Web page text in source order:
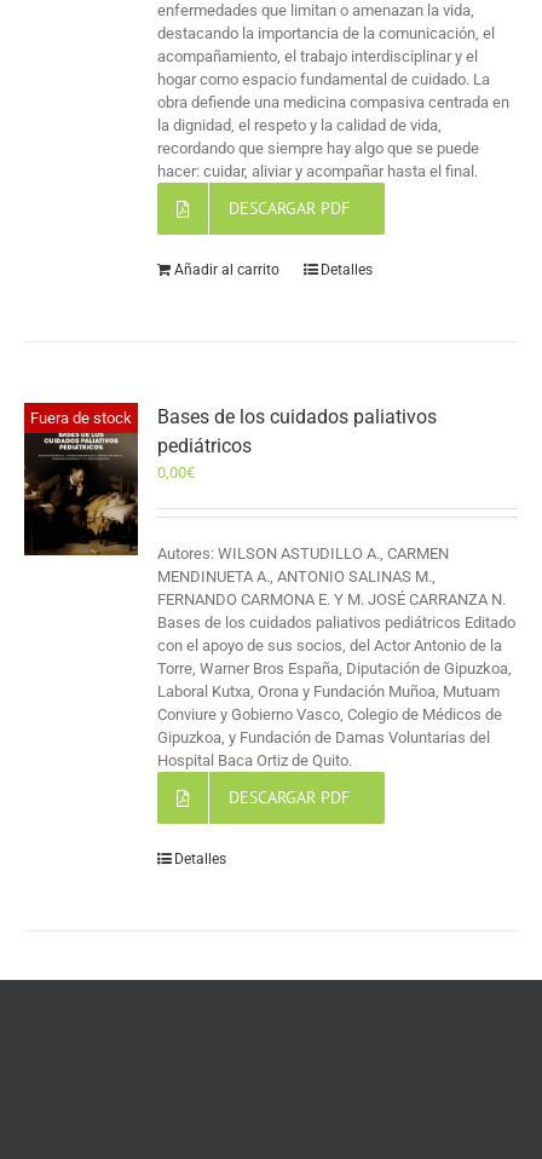
enfermedades que limitan o amenazan la vida,
destacando la importancia de la comunicación, el
acompañamiento, el trabajo interdisciplinar y el
hogar como espacio fundamental de cuidado. La
obra defiende una medicina compasiva centrada en
la dignidad, el respeto y la calidad de vida,
recordando que siempre hay algo que se puede
hacer: cuidar, aliviar y acompañar hasta el final.
DESCARGAR PDF
Añadir al carrito Detalles
Fuera de stock
Bases de los cuidados paliativos
pediátricos
0,00€
Autores: WILSON ASTUDILLO A., CARMEN
MENDINUETA A., ANTONIO SALINAS M.,
FERNANDO CARMONA E. Y M. JOSÉ CARRANZA N.
Bases de los cuidados paliativos pediátricos Editado
con el apoyo de sus socios, del Actor Antonio de la
Torre, Warner Bros España, Diputación de Gipuzkoa,
Laboral Kutxa, Orona y Fundación Muñoa, Mutuam
Conviure y Gobierno Vasco, Colegio de Médicos de
Gipuzkoa, y Fundación de Damas Voluntarias del
Hospital Baca Ortiz de Quito.
DESCARGAR PDF
Detalles